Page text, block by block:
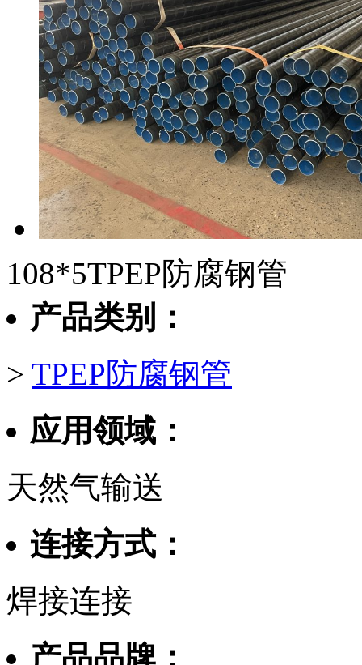
108*5TPEP防腐钢管
产品类别：
> TPEP防腐钢管
应用领域：
天然气输送
连接方式：
焊接连接
产品品牌：